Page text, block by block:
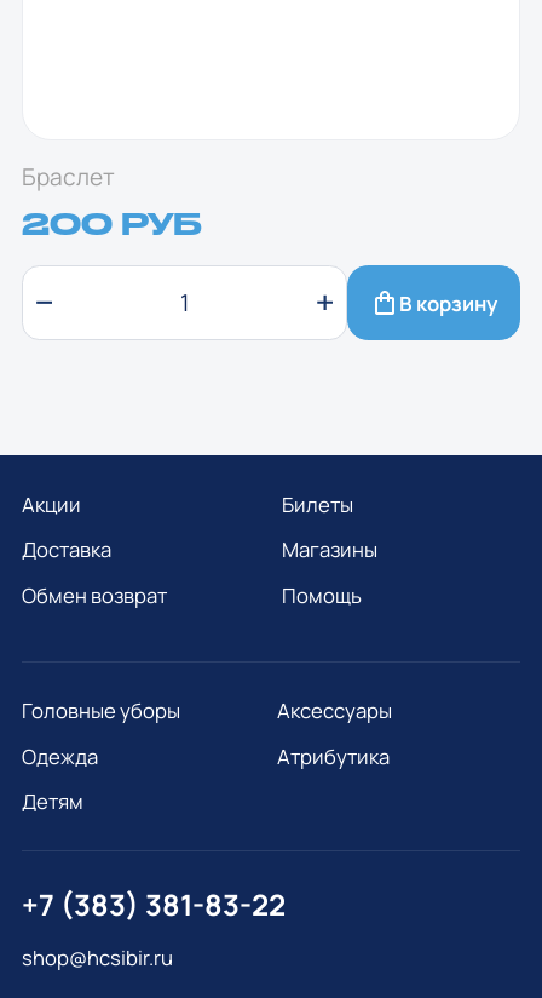
Браслет
200 РУБ
Акции
Доставка
Обмен возврат
Билеты
Магазины
Помощь
Головные уборы
Одежда
Детям
Аксессуары
Атрибутика
+7 (383) 381-83-22
shop@hcsibir.ru